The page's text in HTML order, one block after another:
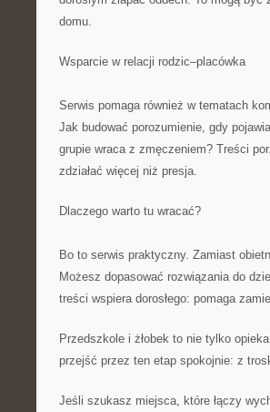
domu.
Wsparcie w relacji rodzic–placówka
Serwis pomaga również w tematach
Jak budować porozumienie, gdy
grupie wraca z zmęczeniem? Treści
zdziałać więcej niż presja.
Dlaczego warto tu wracać?
Bo to serwis praktyczny. Zamiast
Możesz dopasować rozwiązania do
treści wspiera dorosłego: pomaga
Przedszkole i żłobek to nie tylko
przejść przez ten etap spokojnie: z
Jeśli szukasz miejsca, które łączy